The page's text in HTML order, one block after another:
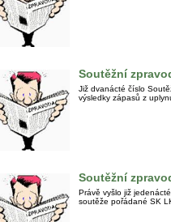
Soutěžní
Již dvanácté číslo
výsledky zápasů z
Soutěžní
Právě vyšlo již
soutěže pořádané SK